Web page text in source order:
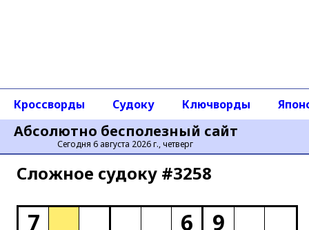
Абсолютно бесполезный сайт
Сегодня 6 августа 2026 г., четверг
Кроссворды Судоку Ключворды
Сложное cудоку #3258
7 6
9